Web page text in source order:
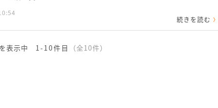
続きを読む
表示中 1-10件目 （全10件）